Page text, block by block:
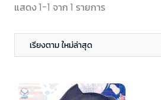
แสดง 1-1 จาก 1 รายการ
เรียงตาม ใหม่ล่าสุด